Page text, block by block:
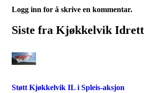
Logg inn for å skrive en kommentar.
Siste fra Kjøkkelvik
Støtt Kjøkkelvik IL i Spleis-aksjon